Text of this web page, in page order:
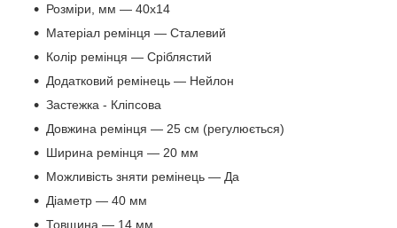
Розміри, мм — 40х14
Матеріал ремінця — Сталевий
Колір ремінця — Сріблястий
Додатковий ремінець — Нейлон
Застежка - Кліпсова
Довжина ремінця — 25 см (регулюється)
Ширина ремінця — 20 мм
Можливість зняти ремінець — Да
Діаметр — 40 мм
Товщина — 14 мм